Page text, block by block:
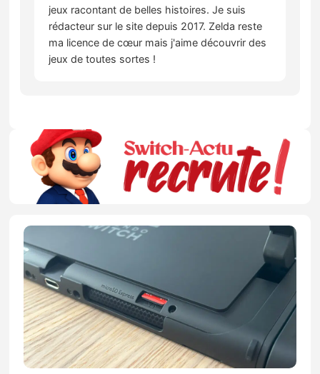
jeux racontant de belles histoires. Je suis
rédacteur sur le site depuis 2017. Zelda reste
ma licence de cœur mais j'aime découvrir des
jeux de toutes sortes !